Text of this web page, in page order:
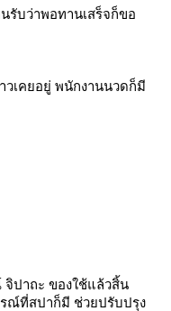
รับว่าพอทานเสร็จก็ขอ
วเคยอยู่ พนักงานนวดก็มี
จิปาถะ ของใช้แล้วสิ้น
ณ์ที่สปาก็มี ช่วยปรับปรุง